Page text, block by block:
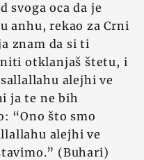
svoga oca da je
anhu, rekao za Crni
znam da si ti
otklanjaš štetu, i
alejhi ve
ja te ne bih
“Ono što smo
alejhi ve
(Buhari)